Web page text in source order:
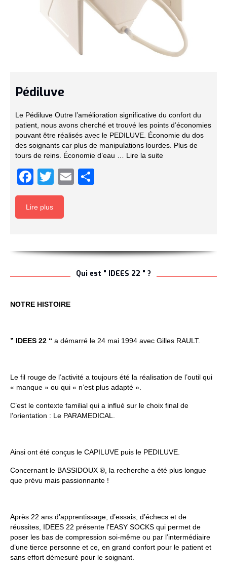
Pédiluve
Le Pédiluve Outre l’amélioration significative du confort du
patient, nous avons cherché et trouvé les points d’économies
pouvant être réalisés avec le PEDILUVE. Économie du dos
des soignants car plus de manipulations lourdes. Plus de
tours de reins. Économie d’eau … Lire la suite­­
Facebook
Twitter
Email
Lire plus
Qui est " IDEES 22 " ?
NOTRE HISTOIRE
” IDEES 22 “ a démarré le 24 mai 1994 avec Gilles RAULT.
Le fil rouge de l’activité a toujours été la réalisation de l’outil qui
« manque » ou qui « n’est plus adapté ».
C’est le contexte familial qui a influé sur le choix final de
l’orientation : Le PARAMEDICAL.
Ainsi ont été conçus le CAPILUVE puis le PEDILUVE.
Concernant le BASSIDOUX ®, la recherche a été plus longue
que prévu mais passionnante !
Après 22 ans d’apprentissage, d’essais, d’échecs et de
réussites, IDEES 22 présente l’EASY SOCKS qui permet de
poser les bas de compression soi-même ou par l’intermédiaire
d’une tierce personne et ce, en grand confort pour le patient et
sans effort démesuré pour le soignant.